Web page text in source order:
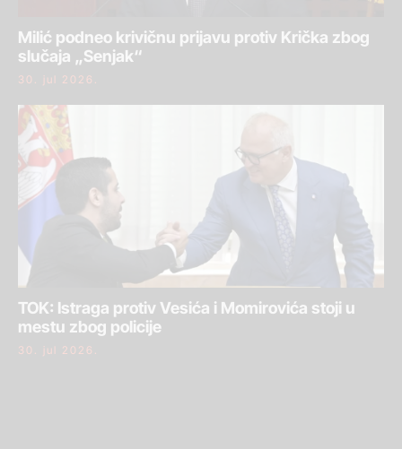
Milić podneo krivičnu prijavu protiv Krička zbog
slučaja „Senjak“
30. jul 2026.
TOK: Istraga protiv Vesića i Momirovića stoji u
mestu zbog policije
30. jul 2026.